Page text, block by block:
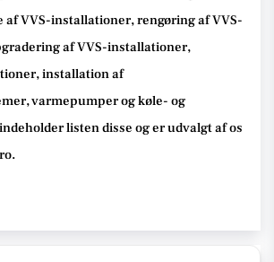
af VVS-installationer, rengøring af VVS-
af VVS-installationer,
installation af
varmepumper og køle- og
listen disse og er udvalgt af os